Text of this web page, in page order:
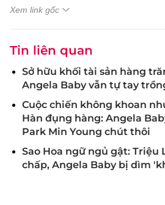
Xem link gốc
Tin liên quan
Sở hữu khối tài sản hàng
Angela Baby vẫn tự tay
Cuộc chiến không khoan
Hàn đụng hàng: Angela
Park Min Young chút thôi
Sao Hoa ngữ ngủ gật: Triệu
chấp, Angela Baby bị dìm